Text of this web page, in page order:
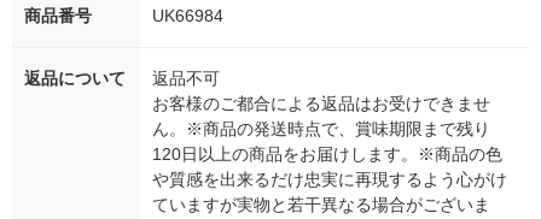
商品番号 UK66984
返品について
返品不可
お客様のご都合による返品はお受けできませ
ん。※商品の発送時点で、賞味期限まで残り
120日以上の商品をお届けします。※商品の色
や質感を出来るだけ忠実に再現するよう心がけ
ていますが実物と若干異なる場合がございま